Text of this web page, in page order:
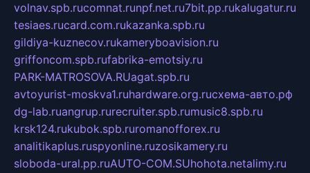
volnav.spb.rucomnat.runpf.net.ru7bit.pp.rukalugatur.ru
tesiaes.rucard.com.rukazanka.spb.ru
gildiya-kuznecov.rukameryboavision.ru
griffoncom.spb.rufabrika-emotsiy.ru
PARK-MATROSOVA.RUagat.spb.ru
avtoyurist-moskva1.ruhardware.org.ruсхема-авто.рф
dg-lab.ruangrup.rurecruiter.spb.rumusic8.spb.ru
krsk124.rukubok.spb.ruromanofforex.ru
analitikaplus.ruspyonline.ruzosikamery.ru
sloboda-ural.pp.ruAUTO-COM.SUhohota.netalimy.ru